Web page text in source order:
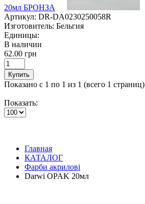
20мл БРОНЗА
Артикул: DR-DA0230250058R
Изготовитель: Бельгия
Единицы:
В наличии
62.00 грн
Купить
Показано с 1 по 1 из 1 (всего 1 страниц)
Показать:
Главная
КАТАЛОГ
Фарби акрилові
Darwi OPAK 20мл